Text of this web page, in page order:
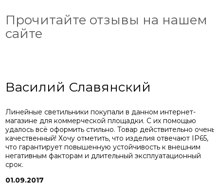
Прочитайте отзывы на нашем
сайте
Василий Славянский
Линейные светильники покупали в данном интернет-
магазине для коммерческой площадки. С их помощью
удалось всё оформить стильно. Товар действительно очень
качественный! Хочу отметить, что изделия отвечают IP65,
что гарантирует повышенную устойчивость к внешним
негативным факторам и длительный эксплуатационный
срок.
01.09.2017